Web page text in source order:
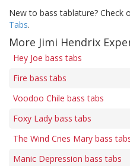
New to bass tablature? Check
Tabs.
More Jimi Hendrix
Hey Joe bass tabs
Fire bass tabs
Voodoo Chile bass tabs
Foxy Lady bass tabs
The Wind Cries Mary bass
Manic Depression bass tabs